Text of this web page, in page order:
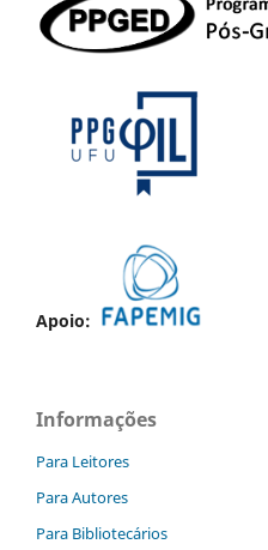
Apoio:
Informações
Para Leitores
Para Autores
Para Bibliotecários